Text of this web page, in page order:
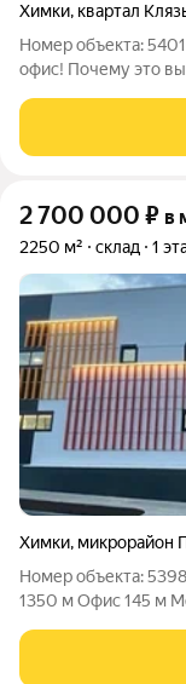
Химки, квартал
Номер объекта:
офис! Почему это выгодно? Два блока
2 700 000 ₽ в
2250 м² склад 1
Химки, микрорайон
Номер объекта:
1350 м Офис 145 м
площадь 467 м Зона
аcфaльта Boрoта